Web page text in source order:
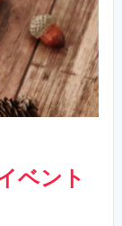
ベント